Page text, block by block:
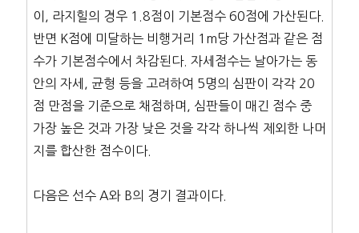
이, 라지힐의 경우 1.8점이 기본점수 60점에 가산된다.
반면 K점에 미달하는 비행거리 1m당 가산점과 같은 점
수가 기본점수에서 차감된다. 자세점수는 날아가는 동
안의 자세, 균형 등을 고려하여 5명의 심판이 각각 20
점 만점을 기준으로 채점하며, 심판들이 매긴 점수 중
가장 높은 것과 가장 낮은 것을 각각 하나씩 제외한 나머
지를 합산한 점수이다.
다음은 선수 A와 B의 경기 결과이다.